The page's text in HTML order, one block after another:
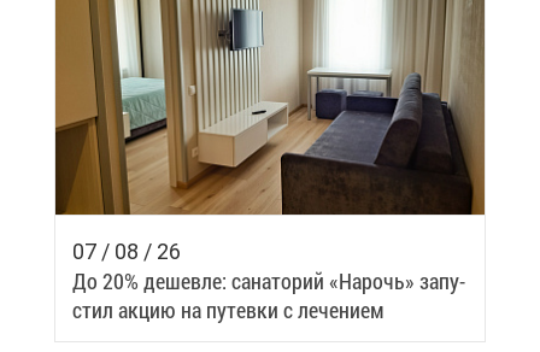
07 / 08 / 26
До 20% де­шев­ле: са­на­то­рий «На­рочь» за­пу­
стил ак­цию на пу­тев­ки с ле­че­ни­ем